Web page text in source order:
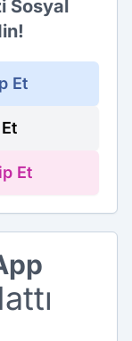
Sosyal
Et
Et